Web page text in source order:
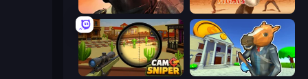
Bullet Force Gladiator Fights
Camo Sniper Bank Robbery 3